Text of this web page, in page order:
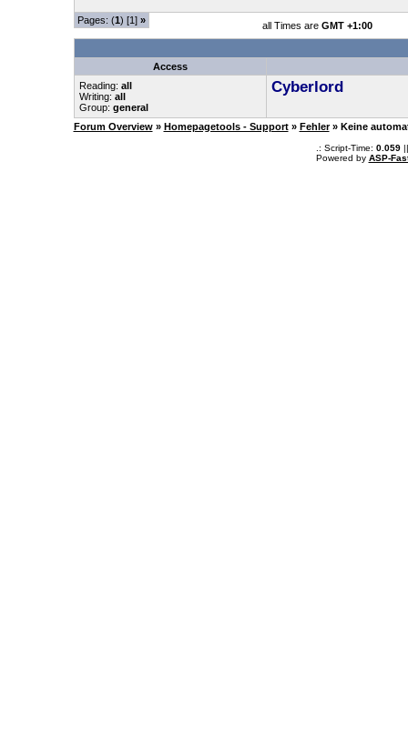
Pages: (1) [1] » all Times are GMT +1:00
Access
Reading: all
Writing: all
Group: general
Cyberlord
Forum Overview » Homepagetools - Support » Fehler » Keine
.: Script-Time: 0.059||
Powered by ASP-